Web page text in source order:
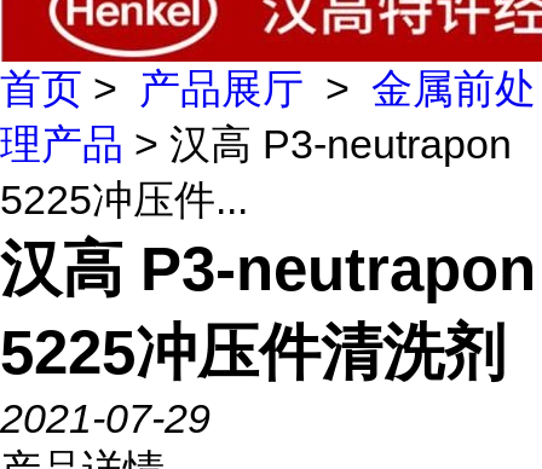
首页 > 产品展厅 > 金属前处
理产品 > 汉高 P3-neutrapon
5225冲压件...
汉高 P3-neutrapon
5225冲压件清洗剂
2021-07-29